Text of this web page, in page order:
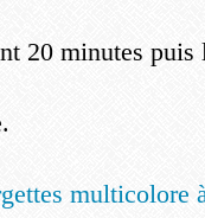
20 minutes